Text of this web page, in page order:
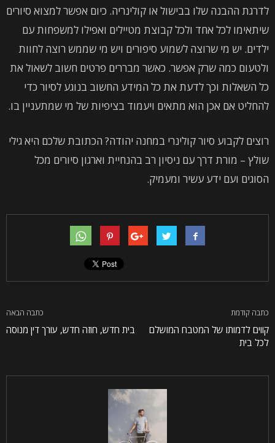
לדרגת ההבנה שלו בבישול או קולינריה. כיום אפשר למצוא סיורים
שיתאימו לכל אחד ולכל קבוצת מטיילים ואפילו למשפחות עם
ילדים. יש מי שרוצה לשמוע סיפורים ויש מי שממש רוצה לחוות
ולטעום כמה שרק אפשר. כאשר מבררים פרטים חשוב לשאול את
כל השאלות וכך לדעת את כל המידע החשוב בנוגע לסיור כדי
להחליט אם אכן הוא מתאים ויעמוד בציפיות של מי שמתעניין בו.
רוצים לקבוע סיור קולינרי במחנה יהודה? הכתובת שלכם היא גילי
שולץ – מורת דרך עם ניסיון רב בהנחיית וארגון סיורים מכל
הסוגים ועם ידע עשיר ומעמיק.
כתבה קודמת
קווים לדמותו של המטבח המושלם
לכל בית
כתבה הבאה
בית חדש, חוזה חדש, עורך דין מנוסה